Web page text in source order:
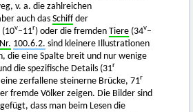
v. a. die zahlreichen
auch das Schiff der
(10v–11r) oder die fremden Tiere (34v–
Nr. 100.6.2. sind kleinere Illustrationen
die eine Spalte breit und nur wenige
die spezifische Details (31r
eine zerfallene steinerne Brücke, 71r
fremde Völker zeigen. Die Bilder sind
dass man beim Lesen die